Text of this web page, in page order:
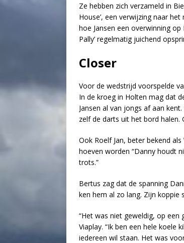
Ze hebben zich verzameld in
House’, een verwijzing naar
hoe Jansen een overwinning op
Pally’ regelmatig juichend
Closer
Voor de wedstrijd voorspelde
In de kroeg in Holten mag dat
Jansen al van jongs af aan
zelf de darts uit het bord halen.
Ook Roelf Jan, beter bekend
hoeven worden “Danny houdt
trots.”
Bertus zag dat de spanning
ken hem al zo lang. Zijn koppie
“Het was niet geweldig, op een
Viaplay. “Ik ben een hele koele
iedereen wil staan. Het was